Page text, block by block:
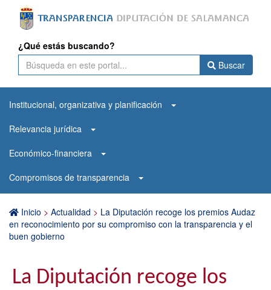
¿Qué estás buscando?
Buscar
Institucional, organizativa y planificación
Relevancia jurídica
Económico-financiera
Compromisos de transparencia
Inicio > Actualidad > La Diputación recoge los premios Audaz
en reconocimiento por su compromiso con la transparencia y el
buen gobierno
La Diputación recoge los